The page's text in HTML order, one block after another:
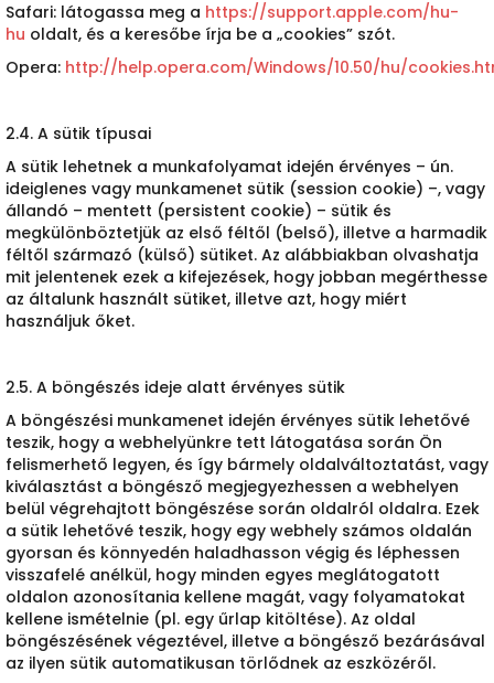
Safari: látogassa meg a https://support.apple.com/hu-
hu oldalt, és a keresőbe írja be a „cookies” szót.
Opera: http://help.opera.com/Windows/10.50/hu/
2.4. A sütik típusai
A sütik lehetnek a munkafolyamat idején érvényes – ún.
ideiglenes vagy munkamenet sütik (session cookie) –, vagy
állandó – mentett (persistent cookie) – sütik és
megkülönböztetjük az első féltől (belső), illetve a harmadik
féltől származó (külső) sütiket. Az alábbiakban olvashatja
mit jelentenek ezek a kifejezések, hogy jobban megérthesse
az általunk használt sütiket, illetve azt, hogy miért
használjuk őket.
2.5. A böngészés ideje alatt érvényes sütik
A böngészési munkamenet idején érvényes sütik lehetővé
teszik, hogy a webhelyünkre tett látogatása során Ön
felismerhető legyen, és így bármely oldalváltoztatást, vagy
kiválasztást a böngésző megjegyezhessen a webhelyen
belül végrehajtott böngészése során oldalról oldalra. Ezek
a sütik lehetővé teszik, hogy egy webhely számos oldalán
gyorsan és könnyedén haladhasson végig és léphessen
visszafelé anélkül, hogy minden egyes meglátogatott
oldalon azonosítania kellene magát, vagy folyamatokat
kellene ismételnie (pl. egy űrlap kitöltése). Az oldal
böngészésének végeztével, illetve a böngésző bezárásával
az ilyen sütik automatikusan törlődnek az eszközéről.